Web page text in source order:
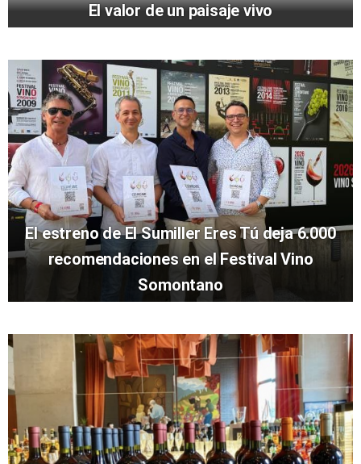
El valor de un paisaje vivo
El estreno de El Sumiller Eres Tú deja 6.000
recomendaciones en el Festival Vino
Somontano